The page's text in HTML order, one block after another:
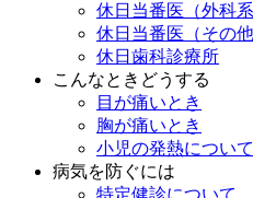
休日当番医（外科系
休日当番医（その他
休日歯科診療所
こんなときどうする
目が痛いとき
胸が痛いとき
小児の発熱について
病気を防ぐには